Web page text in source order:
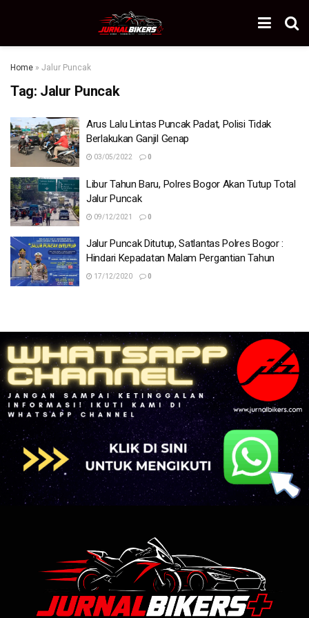
Home » Jalur Puncak
Tag: Jalur Puncak
Arus Lalu Lintas Puncak Padat, Polisi Tidak
Berlakukan Ganjil Genap
03/05/2022 0
Libur Tahun Baru, Polres Bogor Akan Tutup Total
Jalur Puncak
09/12/2021 0
Jalur Puncak Ditutup, Satlantas Polres Bogor :
Hindari Kepadatan Malam Pergantian Tahun
17/12/2020 0